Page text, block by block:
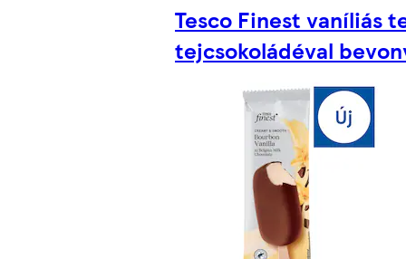
Tesco Finest vaníliás
tejcsokoládéval